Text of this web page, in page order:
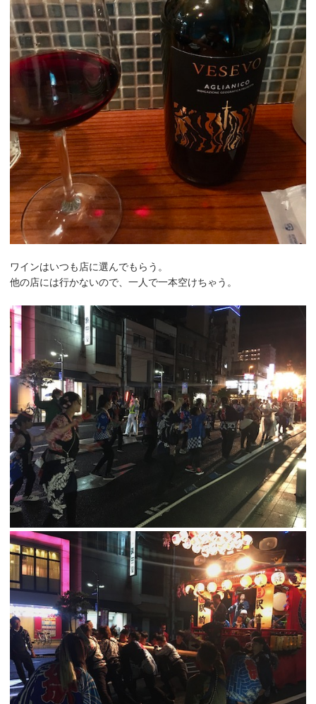
ワインはいつも店に選んでもらう。
他の店には行かないので、一人で一本空けちゃう。